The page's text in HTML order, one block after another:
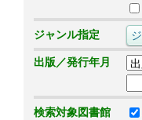
ジャンル指定
出版／発行年月
検索対象図書館